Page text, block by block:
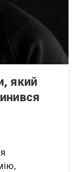
який